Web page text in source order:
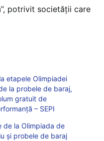
potrivit societății care
etapele Olimpiadei
la probele de baraj,
gratuit de
– SEPI
de la Olimpiada de
și probele de baraj